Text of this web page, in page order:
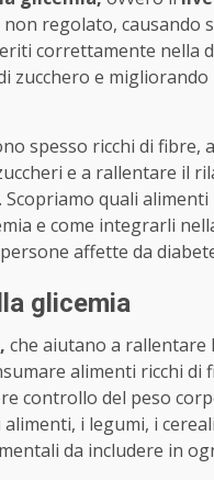
regolato, causando
correttamente nella
zucchero e
spesso ricchi di fibre,
e a rallentare il
quali
e come integrarli
affette da
glicemia
che aiutano a rallentare
alimenti ricchi
controllo del peso
i legumi, i
da includere in